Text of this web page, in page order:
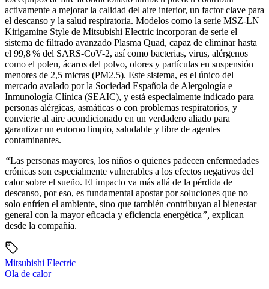
activamente a mejorar la calidad del aire interior, un factor clave para
el descanso y la salud respiratoria. Modelos como la serie MSZ-LN
Kirigamine Style de Mitsubishi Electric incorporan de serie el
sistema de filtrado avanzado Plasma Quad, capaz de eliminar hasta
el 99,8 % del SARS-CoV-2, así como bacterias, virus, alérgenos
como el polen, ácaros del polvo, olores y partículas en suspensión
menores de 2,5 micras (PM2.5). Este sistema, es el único del
mercado avalado por la Sociedad Española de Alergología e
Inmunología Clínica (SEAIC), y está especialmente indicado para
personas alérgicas, asmáticas o con problemas respiratorios, y
convierte al aire acondicionado en un verdadero aliado para
garantizar un entorno limpio, saludable y libre de agentes
contaminantes.
“Las personas mayores, los niños o quienes padecen enfermedades
crónicas son especialmente vulnerables a los efectos negativos del
calor sobre el sueño. El impacto va más allá de la pérdida de
descanso, por eso, es fundamental apostar por soluciones que no
solo enfríen el ambiente, sino que también contribuyan al bienestar
general con la mayor eficacia y eficiencia energética”, explican
desde la compañía.
Mitsubishi Electric
Ola de calor